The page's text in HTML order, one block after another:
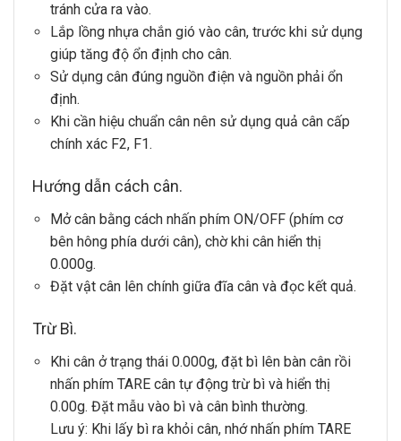
tránh cửa ra vào.
Lắp lồng nhựa chắn gió vào cân, trước khi sử dụng
giúp tăng độ ổn định cho cân.
Sử dụng cân đúng nguồn điện và nguồn phải ổn
định.
Khi cần hiệu chuẩn cân nên sử dụng quả cân cấp
chính xác F2, F1.
Hướng dẫn cách cân.
Mở cân bằng cách nhấn phím ON/OFF (phím cơ
bên hông phía dưới cân), chờ khi cân hiển thị
0.000g.
Đặt vật cân lên chính giữa đĩa cân và đọc kết quả.
Trừ Bì.
Khi cân ở trạng thái 0.000g, đặt bì lên bàn cân rồi
nhấn phím TARE cân tự động trừ bì và hiển thị
0.00g. Đặt mẫu vào bì và cân bình thường.
Lưu ý: Khi lấy bì ra khỏi cân, nhớ nhấn phím TARE